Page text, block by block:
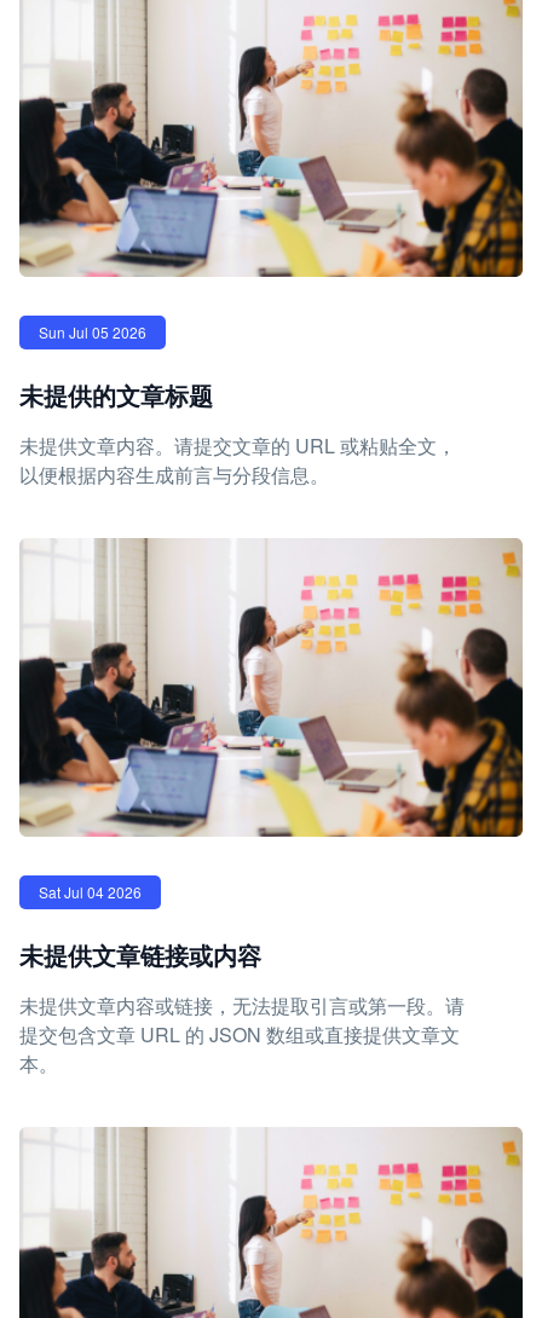
Sun Jul 05 2026
未提供的文章标题
未提供文章内容。请提交文章的 URL 或粘贴全文，
以便根据内容生成前言与分段信息。
Sat Jul 04 2026
未提供文章链接或内容
未提供文章内容或链接，无法提取引言或第一段。请
提交包含文章 URL 的 JSON 数组或直接提供文章文
本。